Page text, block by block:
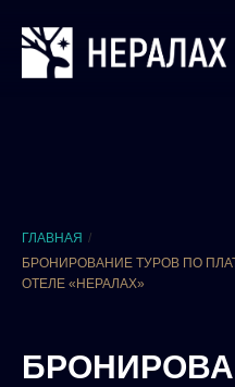
ГЛАВНАЯ /
БРОНИРОВАНИЕ ТУРОВ ПО
ОТЕЛЕ «НЕРАЛАХ»